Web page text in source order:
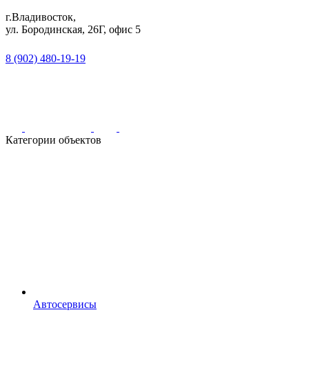
г.Владивосток,
ул. Бородинская, 26Г, офис 5
8 (902) 480-19-19
Категории объектов
Автосервисы